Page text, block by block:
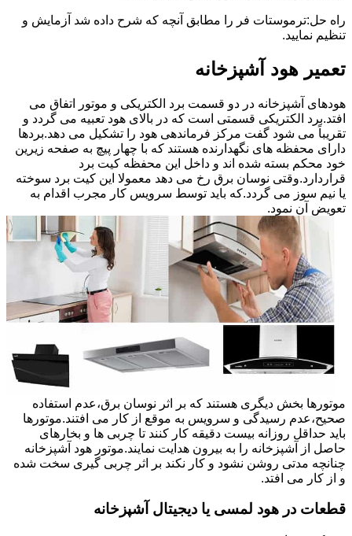
راه حل:ترموستات فر را مطابق آنچه که شرح داده شد آزمایش و
تنظیم نمایید.
تعمیر هود آشپزخانه
هودهای آشپزخانه در دو قسمت برد الکتریکی و موتور اتفاق می
افتد.برد الکتریکی قسمتی است که در بالای هود تعبیه می گردد و
تقریباً می شود گفت مرکز فرماندهی هود را تشکیل می دهد.بردها
دارای محفظه های نگهدارنده هستند که با چهار پیچ به صفحه زیرین
خود محکم بسته شده اند و داخل این محفظه کیت برد
قراردارد.وقتی نوسان برق رخ می دهد معمولا این کیت برد سوخته
یا نیم سوز می گردد.که باید توسط سرویس کار مجرب اقدام به
تعویض آن نمود.
موتورها بخش دیگری هستند که بر اثر نوسان برق،عدم استفاده
صحیح،عدم رسیدگی و سرویس به موقع از کار می افتند.موتورها
باید حداقل روزانه بیست دقیقه کار کنند تا چربی ها و بخارهای
حاصل از آشپزخانه را به بیرون هدایت نمایند.موتور هود آشپزخانه
چنانچه مدتی روشن نشود و کار نکند بر اثر چربی گیری سخت شده
و از کار می افتد.
قطعات در هود لمسی یا دیجیتال آشپزخانه